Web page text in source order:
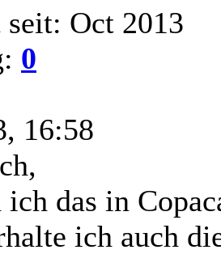
Oct 2013
0
16:58
das in
ich auch